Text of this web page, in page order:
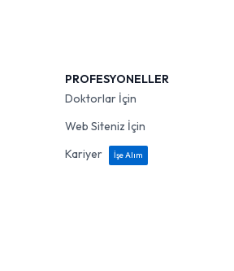
PROFESYONELLER
Doktorlar İçin
Web Siteniz İçin
Kariyer
İşe Alım